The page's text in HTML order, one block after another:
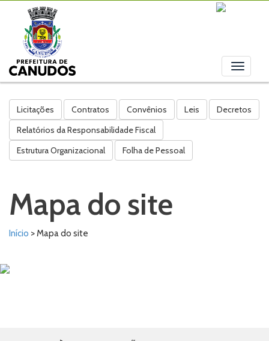
Toggle
Licitações Contratos Convênios Leis
Decretos
Relatórios da Responsabilidade Fiscal
Estrutura Organizacional
Folha de Pessoal
Mapa do site
Início > Mapa do site